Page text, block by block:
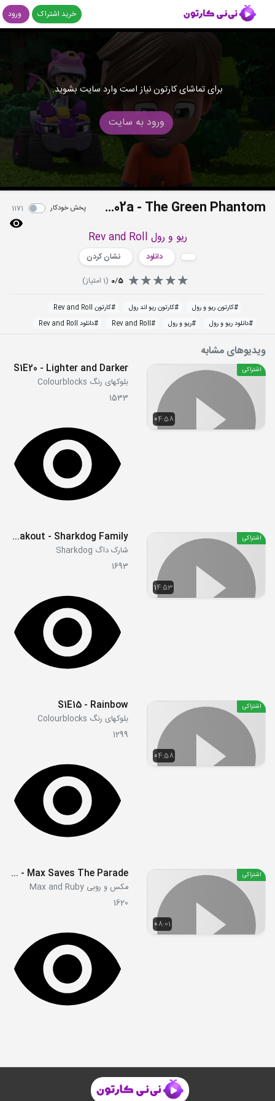
خرید اشتراک ورود
برای تماشای کارتون نیاز است وارد سایت بشوید.
ورود به سایت
S1E02a - The Green Phantom پخش خودکار 1171
ریو و رول Rev and Roll
دانلود
نشان کردن
0/5
(
1 امتیاز)
#کارتون ریو و رول #کارتون ریو اند رول #کارتون Rev and Roll
#دانلود ریو و رول #ریو و رول #
Rev and Roll
#دانلود Rev and Roll
ویدیوهای مشابه
04:58
اشتراکی S1E20 - Lighter and Darker
بلوکهای رنگ Colourblocks
1533
14:53
اشتراکی S01E07 - Fish Fiesta Freakout - Sharkdog Family
شارک داگ Sharkdog
1693
04:58
اشتراکی S1E15 - Rainbow
بلوکهای رنگ Colourblocks
1299
08:01
اشتراکی S4E04a - Max Saves The Parade
مکس و روبی Max and Ruby
1620